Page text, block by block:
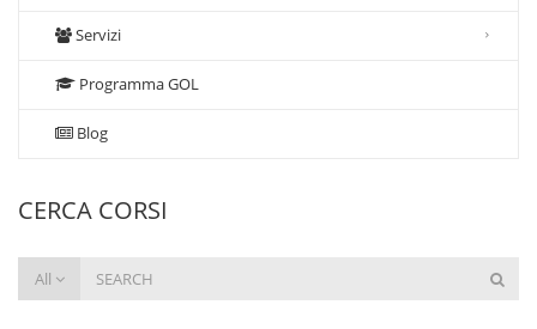
Servizi
Programma GOL
Blog
CERCA CORSI
All